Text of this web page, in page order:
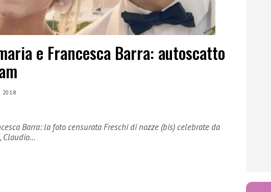
e Francesca Barra: autoscatto
2018
Barra: la foto censurata Freschi di nozze (bis) celebrate da
Claudio…